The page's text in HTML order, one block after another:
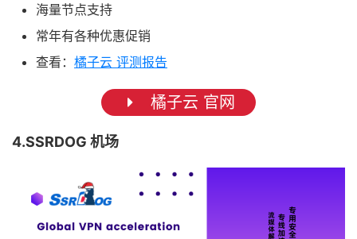
海量节点支持
常年有各种优惠促销
查看： 橘子云 评测报告
橘子云 官网
4.SSRDOG 机场